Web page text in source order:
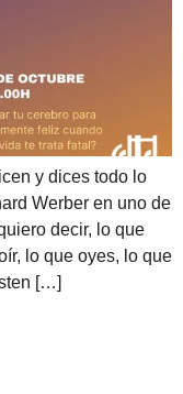
y dices todo lo
Werber en uno de
decir, lo que
lo que oyes, lo que
[…]